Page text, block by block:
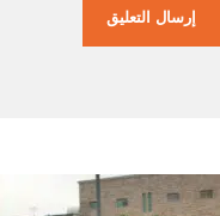
إرسال التعليق